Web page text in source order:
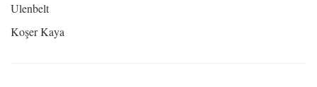
Ulenbelt
Koşer Kaya